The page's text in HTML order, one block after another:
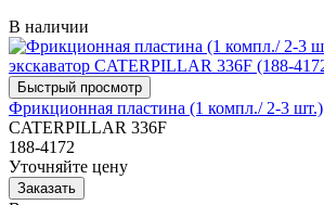
В наличии
Фрикционная пластина (1 компл./ 2-3 шт.)
CATERPILLAR 336F
188-4172
Уточняйте цену